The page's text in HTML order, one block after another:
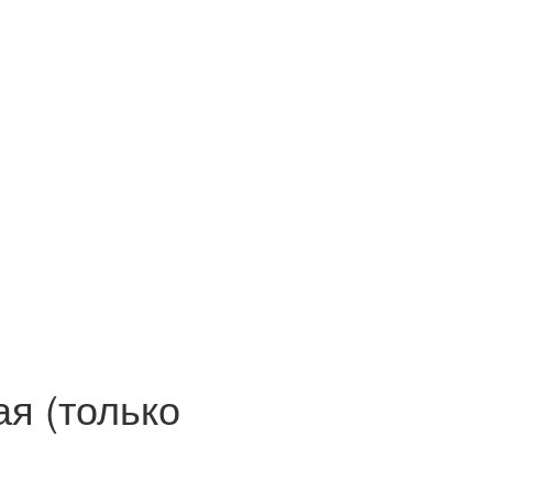
(только